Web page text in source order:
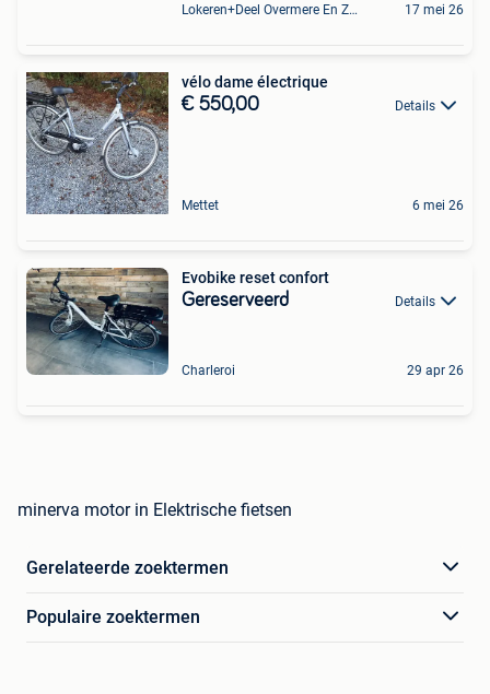
Lokeren+Deel Overmere En Zele 17 mei 26
vélo dame électrique
€ 550,00 Details
Mettet 6 mei 26
Evobike reset confort
Gereserveerd Details
Charleroi 29 apr 26
minerva motor in Elektrische fietsen
Gerelateerde zoektermen
Populaire zoektermen